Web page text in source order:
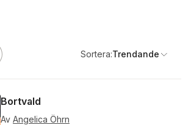
Sortera:Trendande
Bortvald
Av Angelica Öhrn